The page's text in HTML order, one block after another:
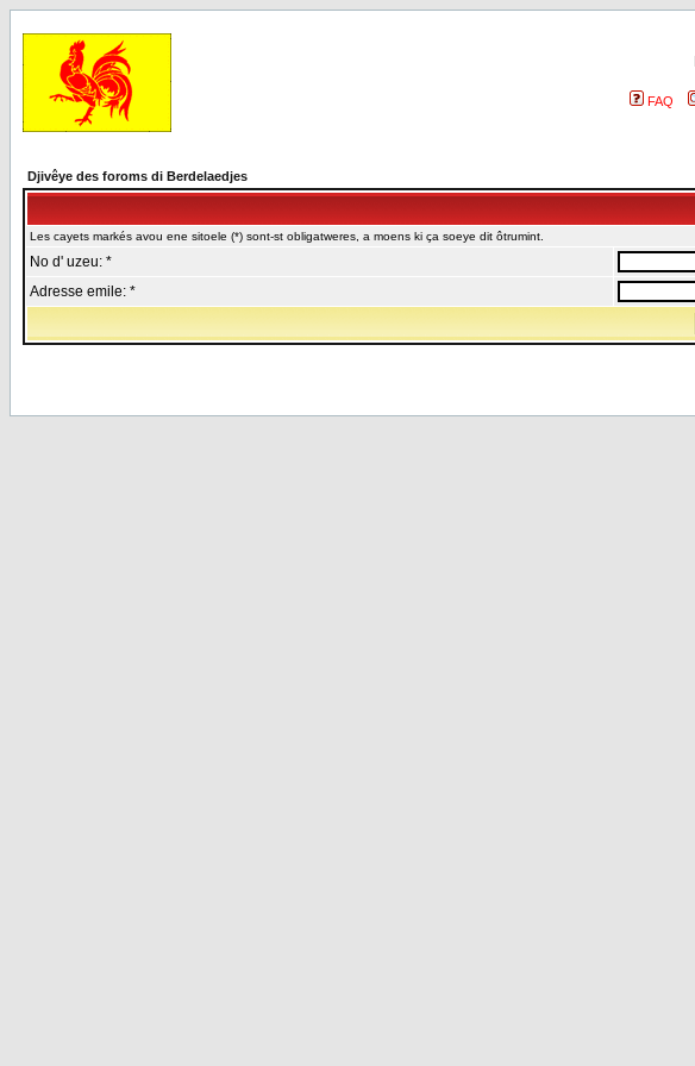
FAQ
Djivêye des foroms di Berdelaedjes
Les cayets markés avou ene sitoele (*) sont-st obligatweres, a moens ki ça soeye dit ôtrumint.
No d' uzeu: *
Adresse emile: *